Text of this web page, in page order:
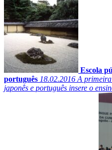
Escola
português 18.02.2016 A
japonês e português insere o